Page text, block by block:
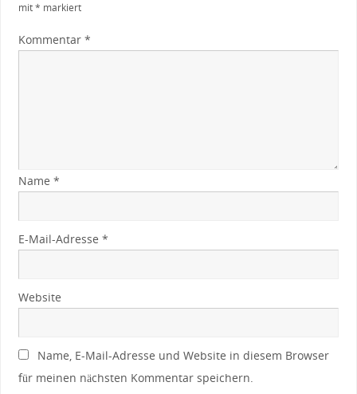
mit* markiert
Kommentar *
Name *
E-Mail-Adresse *
Website
Name, E-Mail-Adresse und Website in diesem Browser
für meinen nächsten Kommentar speichern.